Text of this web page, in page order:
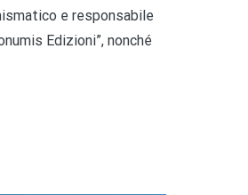
e responsabile
Edizioni”, nonché